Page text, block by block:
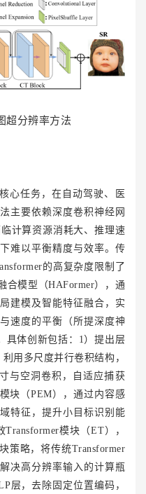
超分辨率方法
心任务，在自动驾驶、医
主要依赖深度卷积神经网
计算资源消耗大、推理速
难以平衡精度与效率。传
的高复杂度限制了
合模型（HAFormer），通
建模及智能特征融合，实
速度的平衡（所提深度神
具体创新包括：1）提出层
用多尺度并行卷积结构，
与空洞卷积，自适应捕获
块（PEM），通过内容感
特征，提升小目标识别能
模块（ET），
策略，将传统Transformer
决高分辨率输入的计算瓶
层，去除固定位置编码，